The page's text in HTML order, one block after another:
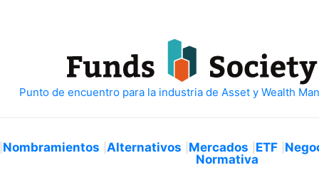
Nombramientos Alternativos Mercados ETF
Normativa